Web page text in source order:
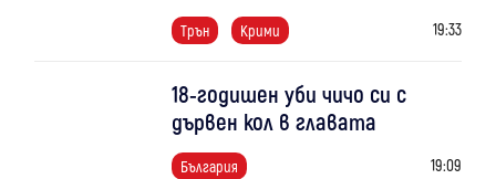
Трън Крими 19:33
18-годишен уби чичо си с
дървен кол в главата
България 19:09